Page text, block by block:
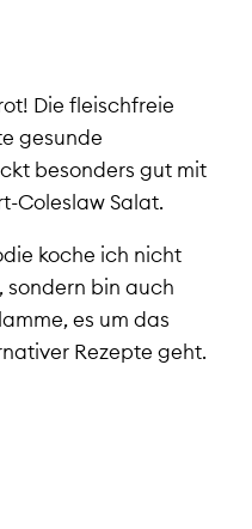
Die fleischfreie
gesunde
besonders gut mit
Coleslaw Salat.
koche ich nicht
sondern bin auch
es um das
Rezepte geht.